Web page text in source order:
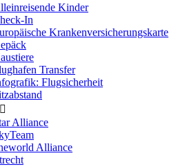
Kinder
In
Krankenversicherungskarte
Transfer
Flugsicherheit
Alliance
Alliance